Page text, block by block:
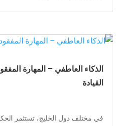
الذكاء العاطفي – المهارة
القيادة
في مختلف دول الخليج، تستثمر